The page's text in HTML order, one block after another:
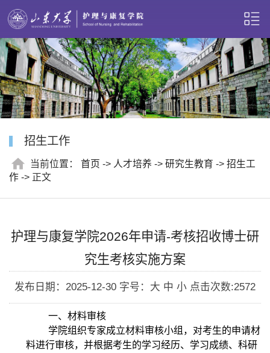
招生工作
当前位置： 首页 -> 人才培养 -> 研究生教育 -> 招生工
作 -> 正文
护理与康复学院2026年申请-考核招收博士研
究生考核实施方案
发布日期：2025-12-30 字号：大 中 小 点击次数:2572
一、材料审核
学院组织专家成立材料审核小组，对考生的申请材
料进行审核，并根据考生的学习经历、学习成绩、科研